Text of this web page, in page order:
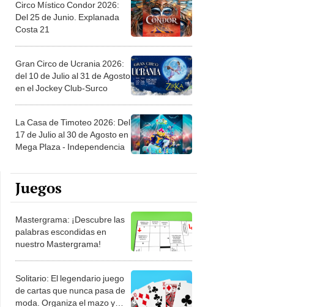
Circo Místico Condor 2026:
Del 25 de Junio. Explanada
Costa 21
Gran Circo de Ucrania 2026:
del 10 de Julio al 31 de Agosto
en el Jockey Club-Surco
La Casa de Timoteo 2026: Del
17 de Julio al 30 de Agosto en
Mega Plaza - Independencia
Juegos
Mastergrama: ¡Descubre las
palabras escondidas en
nuestro Mastergrama!
Solitario: El legendario juego
de cartas que nunca pasa de
moda. Organiza el mazo y